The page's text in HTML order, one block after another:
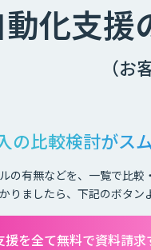
化支援
（お
の比較検討がス
の有無などを、一覧で比較
ましたら、下記のボタン
援を全て無料で資料請求